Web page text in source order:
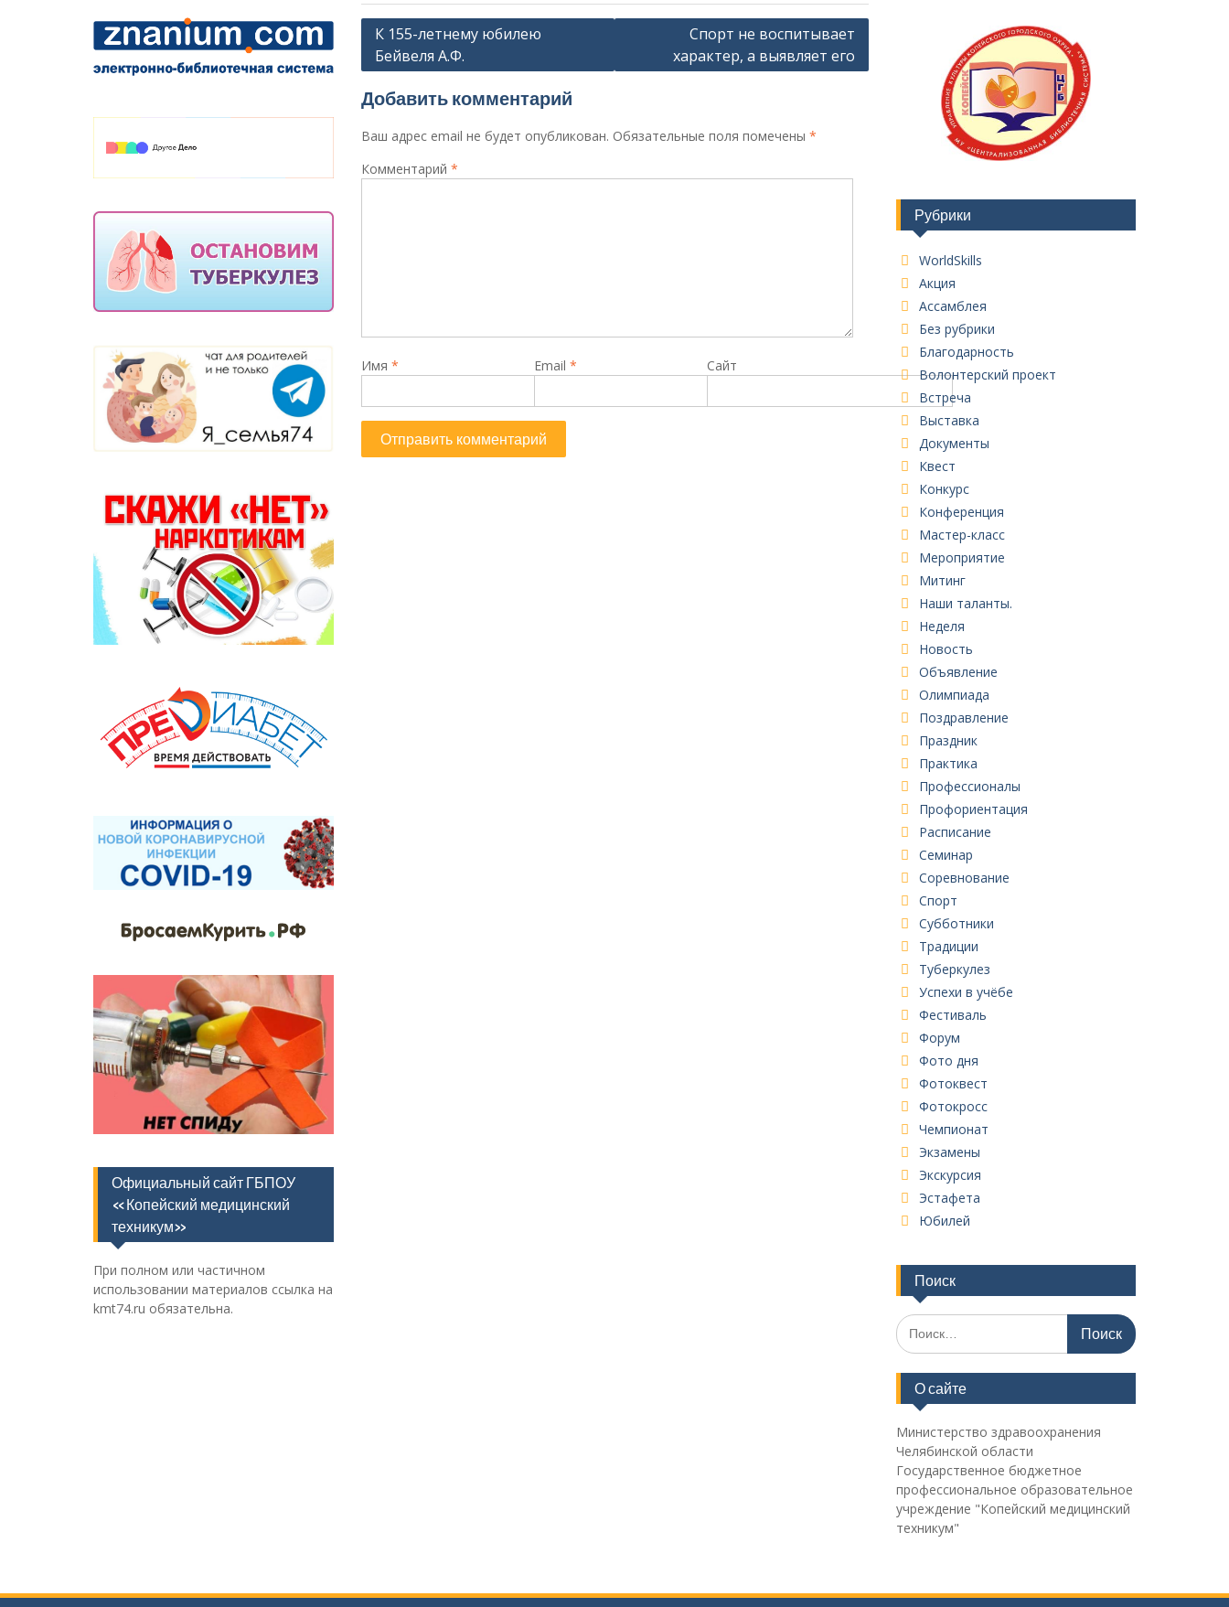
Навигация
по
К 155-летнему юбилею
Бейвеля А.Ф.
Спорт не воспитывает
характер, а выявляет его
Добавить комментарий
Ваш адрес email не будет опубликован. Обязательные поля помечены *
Комментарий *
Имя * Email * Сайт
Рубрики
WorldSkills
Акция
Ассамблея
Без рубрики
Благодарность
Волонтерский проект
Встреча
Выставка
Документы
Квест
Конкурс
Конференция
Мастер-класс
Мероприятие
Митинг
Наши таланты.
Неделя
Новость
Объявление
Олимпиада
Поздравление
Праздник
Практика
Профессионалы
Профориентация
Расписание
Семинар
Соревнование
Спорт
Субботники
Традиции
Туберкулез
Успехи в учёбе
Фестиваль
Форум
Фото дня
Фотоквест
Фотокросс
Чемпионат
Экзамены
Экскурсия
Эстафета
Юбилей
Поиск
Поиск
по:
О сайте
Министерство здравоохранения
Челябинской области
Государственное бюджетное
профессиональное образовательное
учреждение "Копейский медицинский
техникум"
Официальный сайт ГБПОУ
«Копейский медицинский
техникум»
При полном или частичном
использовании материалов ссылка на
kmt74.ru обязательна.